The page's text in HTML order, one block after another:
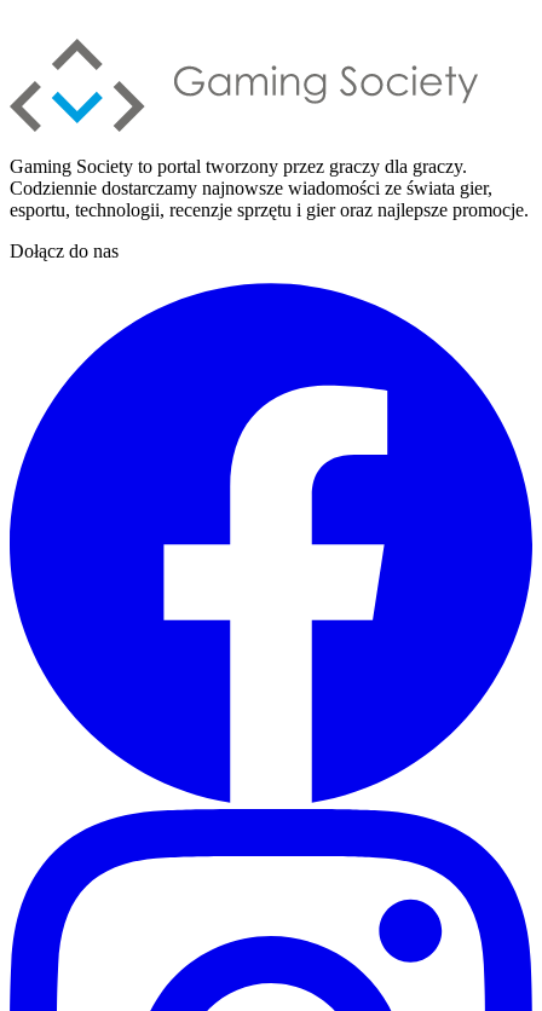
Gaming Society to portal tworzony przez graczy dla graczy.
Codziennie dostarczamy najnowsze wiadomości ze świata gier,
esportu, technologii, recenzje sprzętu i gier oraz najlepsze promocje.
Dołącz do nas